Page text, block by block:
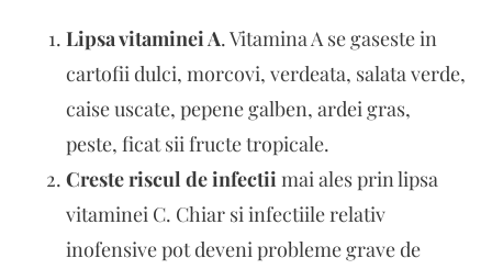
Lipsa vitaminei A. Vitamina A se gaseste in
cartofii dulci, morcovi, verdeata, salata verde,
caise uscate, pepene galben, ardei gras,
peste, ficat sii fructe tropicale.
Creste riscul de infectii mai ales prin lipsa
vitaminei C. Chiar si infectiile relativ
inofensive pot deveni probleme grave de